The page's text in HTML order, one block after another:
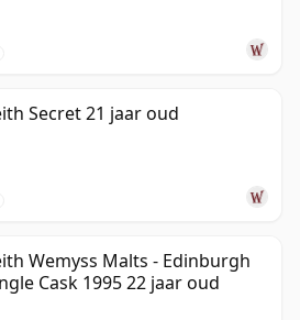
Secret 21 jaar oud
Wemyss Malts - Edinburgh
Cask 1995 22 jaar oud